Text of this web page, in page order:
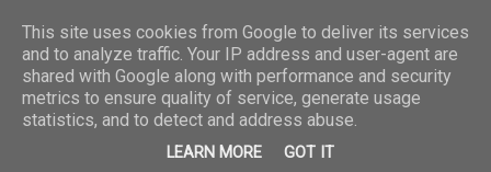
E F E N P R E S S -
ΗΛΕΚΤΡΟΝΙΚΗ
ΕΦΗΜΕΡΙΔΑ
This site uses cookies from Google to deliver its services
and to analyze traffic. Your IP address and user-agent are
shared with Google along with performance and security
metrics to ensure quality of service, generate usage
statistics, and to detect and address abuse.
LEARN MORE GOT IT